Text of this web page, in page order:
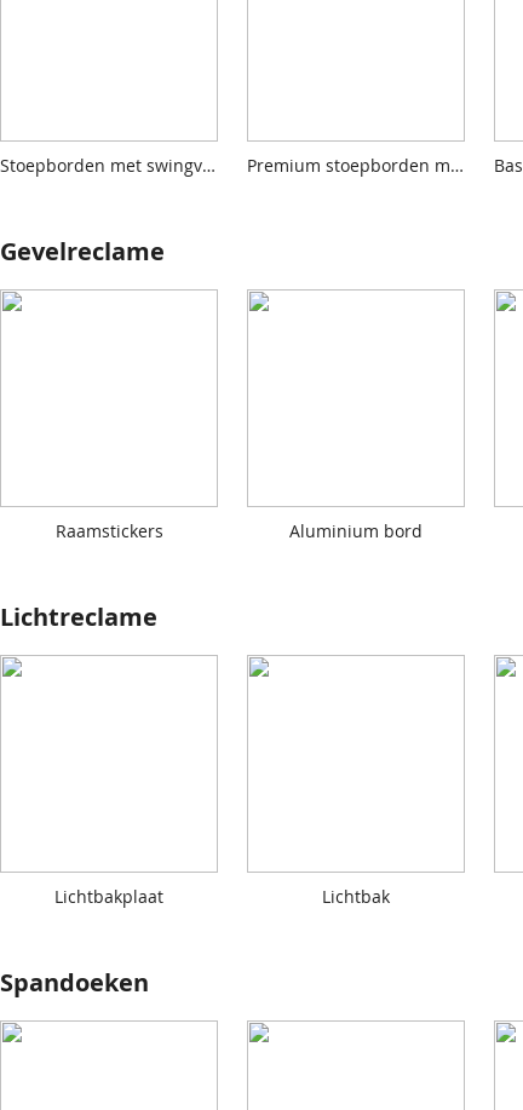
Stoepborden met swingvoet Premium stoepborden met watertank
Gevelreclame
Raamstickers Aluminium bord
Lichtreclame
Lichtbakplaat Lichtbak
Spandoeken